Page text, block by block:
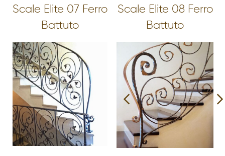
Scale Elite 07 Ferro
Battuto
Scale Elite 08 Ferro
Battuto